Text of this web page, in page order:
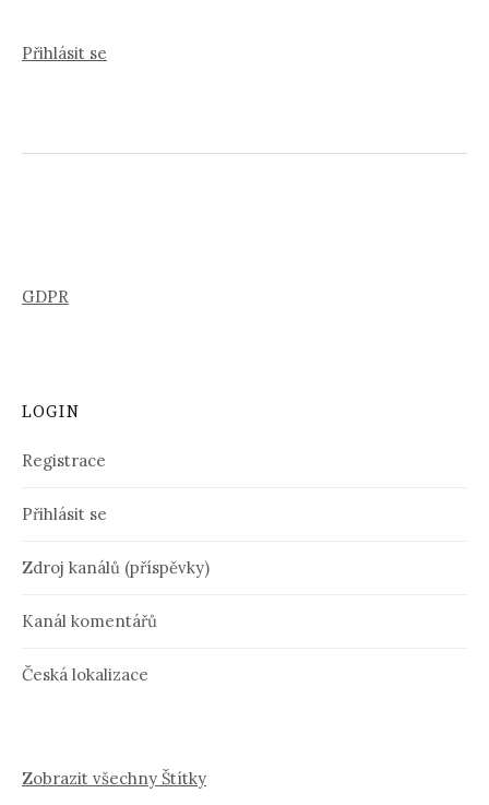
Přihlásit se
GDPR
LOGIN
Registrace
Přihlásit se
Zdroj kanálů (příspěvky)
Kanál komentářů
Česká lokalizace
Zobrazit všechny Štítky